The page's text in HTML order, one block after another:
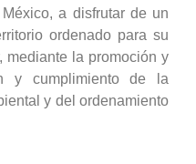
a disfrutar de un
ordenado para su
mediante la promoción y
y cumplimiento de la
y del ordenamiento